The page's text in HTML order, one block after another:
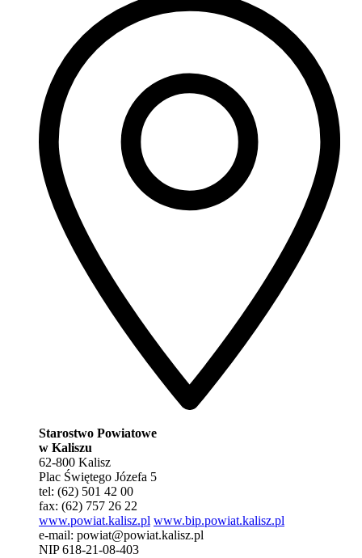
Starostwo Powiatowe
w Kaliszu
62-800 Kalisz
Plac Świętego Józefa 5
tel: (62) 501 42 00
fax: (62) 757 26 22
www.powiat.kalisz.pl www.bip.powiat.kalisz.pl
e-mail: powiat@powiat.kalisz.pl
NIP 618-21-08-403